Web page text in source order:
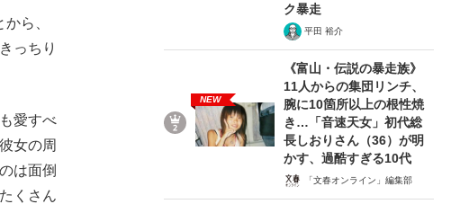
ら、
っちり
愛すべ
女の周
は面倒
くさん
ク暴走
平田 裕介
NEW
《富山・伝説の暴走族》
11人からの集団リンチ、
腕に10箇所以上の根性焼
き…「音速天女」初代総
長しおりさん（36）が明
かす、過酷すぎる10代
「文春オンライン」編集部